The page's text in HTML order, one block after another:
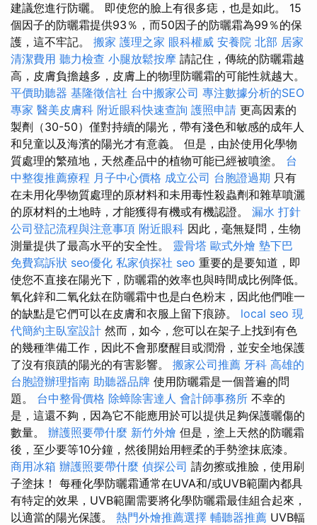
建議您進行防曬。 即使您的臉上有很多痣，也是如此。 15
個因子的防曬霜提供93％，而50因子的防曬霜為99％的保
護，這不牢記。 搬家 護理之家 眼科權威 安養院 北部 居家
清潔費用 聽力檢查 小腿放鬆按摩 請記住，傳統的防曬霜越
高，皮膚負擔越多，皮膚上的物理防曬霜的可能性就越大。
平價助聽器 基隆徵信社 台中搬家公司 專注數據分析的SEO
專家 醫美皮膚科 附近眼科快速查詢 護照申請 更高因素的
製劑（30-50）僅對持續的陽光，帶有淺色和敏感的成年人
和兒童以及海濱的陽光才有意義。 但是，由於使用化學物
質處理的繁殖地，天然產品中的植物可能已經被噴塗。 台
中整復推薦療程 月子中心價格 成立公司 台胞證過期 只有
在未用化學物質處理的原材料和未用毒性殺蟲劑和雜草噴灑
的原材料的土地時，才能獲得有機或有機認證。 漏水 打針
公司登記流程與注意事項 附近眼科 因此，毫無疑問，生物
測量提供了最高水平的安全性。 靈骨塔 歐式外燴 墊下巴
免費寫訴狀 seo優化 私家偵探社 seo 重要的是要知道，即
使您不直接在陽光下，防曬霜的效率也與時間成比例降低。
氧化鋅和二氧化鈦在防曬霜中也是白色粉末，因此他們唯一
的缺點是它們可以在皮膚和衣服上留下痕跡。 local seo 現
代簡約主臥室設計 然而，如今，您可以在架子上找到有色
的幾種準備工作，因此不會那麼醒目或潤滑，並安全地保護
了沒有痕蹟的陽光的有害影響。 搬家公司推薦 牙科 高雄的
台胞證辦理指南 助聽器品牌 使用防曬霜是一個普遍的問
題。 台中整骨價格 除蟑除害達人 會計師事務所 不幸的
是，這還不夠，因為它不能應用於可以提供足夠保護曬傷的
數量。 辦護照要帶什麼 新竹外燴 但是，塗上天然的防曬霜
後，至少要等10分鐘，然後開始用輕柔的手勢塗抹底漆。
商用冰箱 辦護照要帶什麼 偵探公司 請勿擦或推臉，使用刷
子塗抹！ 每種化學防曬霜通常在UVA和/或UVB範圍內都具
有特定的效果，UVB範圍需要將化學防曬霜最佳組合起來，
以適當的陽光保護。 熱門外燴推薦選擇 輔聽器推薦 UVB輻